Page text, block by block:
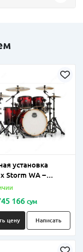
установка
Storm WA –
Walnut
166 сум
цену Написать